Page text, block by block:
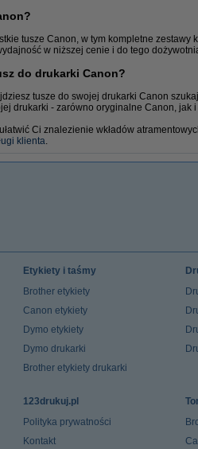
tusze Canon, w tym kompletne
w niższej cenie i do tego
do drukarki Canon?
tusze do swojej drukarki Canon
drukarki - zarówno oryginalne Canon,
Ci znalezienie wkładów
klienta.
Etykiety i taśmy
Brother etykiety
Canon etykiety
Dymo etykiety
Dymo drukarki
Brother etykiety drukarki
123drukuj.pl
Polityka prywatności
Kontakt